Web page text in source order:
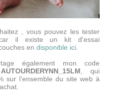
, vous pouvez les tester
car il existe un kit d'essai
en disponible ici
également mon code
AUTOURDERYNN_15LM , qui
sur l'ensemble du site web à